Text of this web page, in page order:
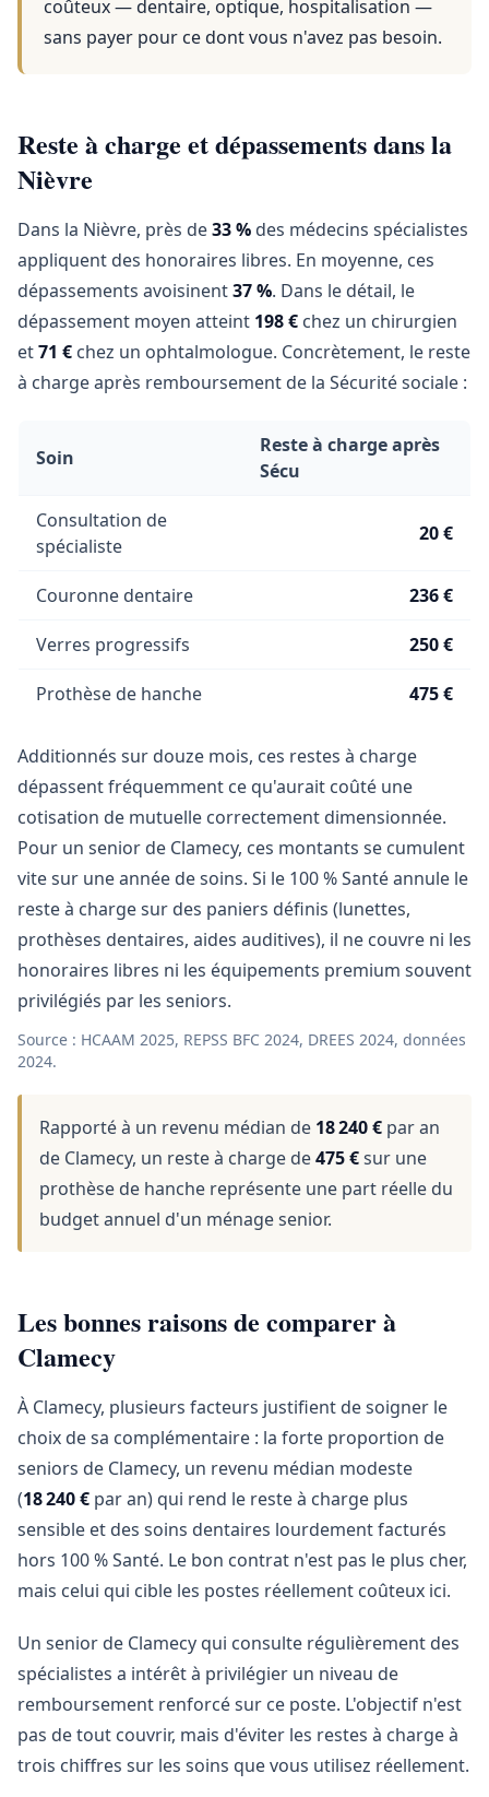
coûteux — dentaire, optique, hospitalisation —
sans payer pour ce dont vous n'avez pas besoin.
Reste à charge et dépassements dans la
Nièvre
Dans la Nièvre, près de33 % des médecins spécialistes
appliquent des honoraires libres. En moyenne, ces
dépassements avoisinent37 %. Dans le détail, le
dépassement moyen atteint 198 € chez un chirurgien
et71 € chez un ophtalmologue. Concrètement, le reste
à charge après remboursement de la Sécurité sociale :
Soin
Reste à charge après
Sécu
Consultation de
spécialiste
20 €
Couronne dentaire 236 €
Verres progressifs 250 €
Prothèse de hanche 475 €
Additionnés sur douze mois, ces restes à charge
dépassent fréquemment ce qu'aurait coûté une
cotisation de mutuelle correctement dimensionnée.
Pour un senior de Clamecy, ces montants se cumulent
vite sur une année de soins. Si le 100 % Santé annule le
reste à charge sur des paniers définis (lunettes,
prothèses dentaires, aides auditives), il ne couvre ni les
honoraires libres ni les équipements premium souvent
privilégiés par les seniors.
Source : HCAAM 2025, REPSS BFC 2024, DREES 2024, données
2024.
Rapporté à un revenu médian de 18 240 € par an
de Clamecy, un reste à charge de475 €sur une
prothèse de hanche représente une part réelle du
budget annuel d'un ménage senior.
Les bonnes raisons de comparer à
Clamecy
À Clamecy, plusieurs facteurs justifient de soigner le
choix de sa complémentaire : la forte proportion de
seniors de Clamecy, un revenu médian modeste
(18 240 € par an) qui rend le reste à charge plus
sensible et des soins dentaires lourdement facturés
hors 100 % Santé. Le bon contrat n'est pas le plus cher,
mais celui qui cible les postes réellement coûteux ici.
Un senior de Clamecy qui consulte régulièrement des
spécialistes a intérêt à privilégier un niveau de
remboursement renforcé sur ce poste. L'objectif n'est
pas de tout couvrir, mais d'éviter les restes à charge à
trois chiffres sur les soins que vous utilisez réellement.